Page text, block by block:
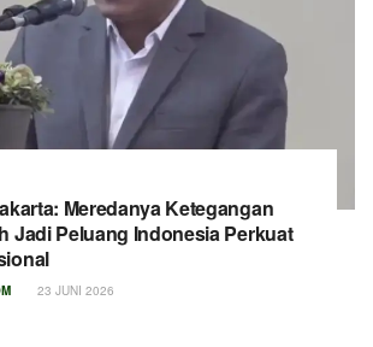
Meredanya Ketegangan
Jadi Peluang Indonesia Perkuat
23 JUNI 2026